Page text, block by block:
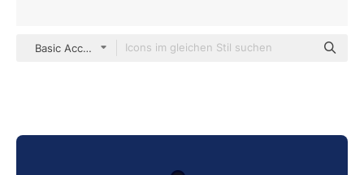
Basic Accent Lineal Color